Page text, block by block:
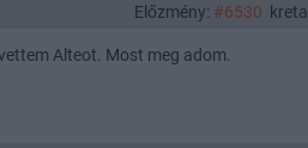
Előzmény: #6530 kreta
Alteot. Most meg adom.